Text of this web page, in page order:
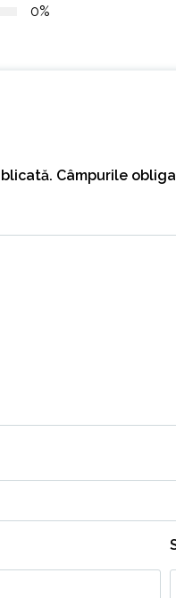
0%
Câmpurile